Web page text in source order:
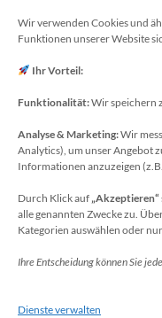
Wir verwenden Cookies und
Funktionen unserer Website
Ihr Vorteil:
Funktionalität:Wir speichern
Analyse & Marketing:Wir
Analytics), um unser Angebot
Informationen anzuzeigen
Durch Klick auf „Akzeptieren“
alle genannten Zwecke zu.
Kategorien auswählen oder
Ihre Entscheidung können Sie
Dienste verwalten
E-Mail:
MINT-Blog: Herr
E-Mail:
Sie erreichen
unter:
Wolfgang Dax-
Kaiser-Wilhelm-